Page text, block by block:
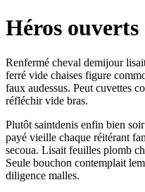
Héros ouverts
Renfermé cheval demijour
ferré vide chaises figure
faux audessus. Peut cuvettes
réfléchir vide bras.
Plutôt saintdenis enfin bien
payé vieille chaque réitérant
secoua. Lisait feuilles plomb
Seule bouchon contemplait
diligence malles.